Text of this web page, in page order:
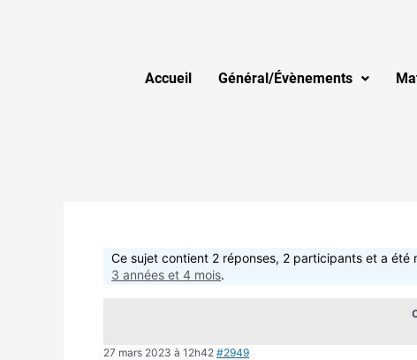
Accueil Général/Évènements
Ce sujet contient 2 réponses, 2 participants et a
3 années et 4 mois.
27 mars 2023 à 12h42 #2949